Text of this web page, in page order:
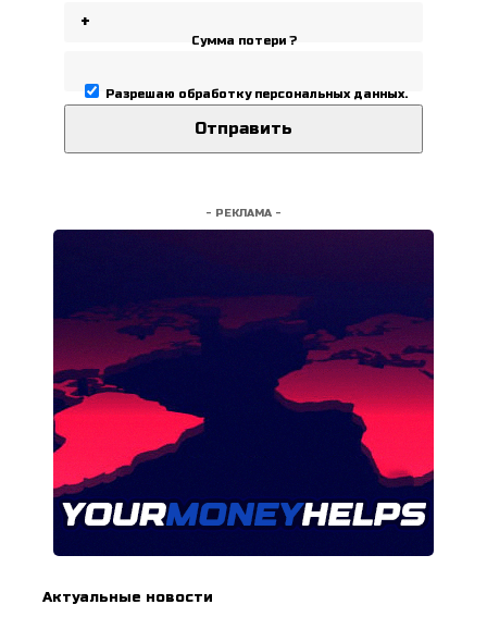
Сумма потери ?
Разрешаю обработку персональных данных.
- РЕКЛАМА -
Актуальные новости